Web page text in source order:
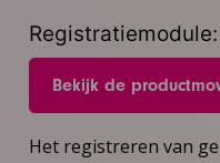
Bekijk de
Het registreren van